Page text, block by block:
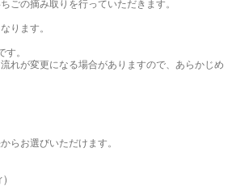
ごの摘み取りを行っていただきます。
ります。
。
れが変更になる場合がありますので、あらかじめ
らお選びいただけます。
)